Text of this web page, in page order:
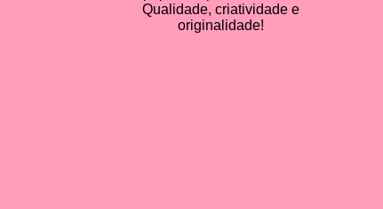
Qualidade, criatividade e
originalidade!